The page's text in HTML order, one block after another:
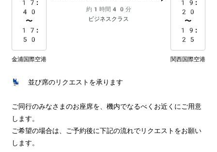
17:
40
〜
17:
50
約1時間40分
ビジネスクラス
19:
20
〜
19:
25
金浦国際空港 関西国際空港
💺 並び席のリクエストを承ります
ご同行のみなさまのお座席を、機内でなるべくお近くにご用意
します。
ご希望の場合は、ご予約後に下記の流れでリクエストをお願い
します。